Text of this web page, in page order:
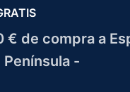
€ de compra a
-